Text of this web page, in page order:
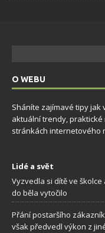
O WEBU
Sháníte zajímavé tipy jak
aktuální trendy,
stránkách internetového
Lidé a svět
Vyzvedla si dítě ve školce
do běla vytočilo
Přání postaršího
však předvedl výkon z